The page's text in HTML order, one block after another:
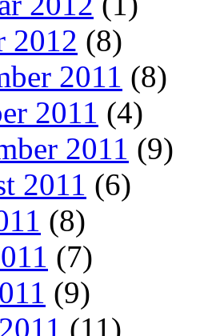
2012 (8)
2011 (8)
2011 (4)
2011 (9)
2011 (6)
(8)
(7)
(9)
(11)